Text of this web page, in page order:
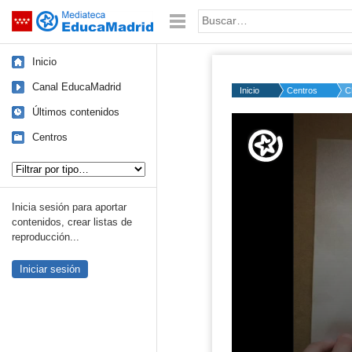
Saltar navegación Palabra o frase:
Inicio
Canal EducaMadrid
Últimos contenidos
Centros
Inicia sesión para aportar
contenidos, crear listas de
reproducción...
Iniciar sesión
Inicio Centros
50%